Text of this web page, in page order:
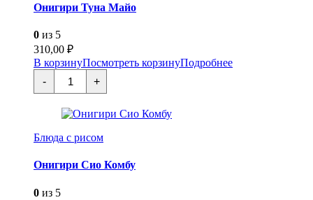
Онигири Туна Майо
0 из 5
310,00 ₽
В корзинуПосмотреть корзинуПодробнее
-
Количество
товара
Онигири
Туна
Майо
+
Блюда с рисом
Онигири Сио Комбу
0 из 5